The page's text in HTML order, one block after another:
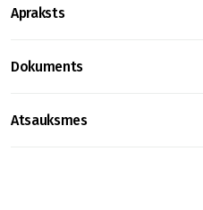
Apraksts
Dokuments
Atsauksmes